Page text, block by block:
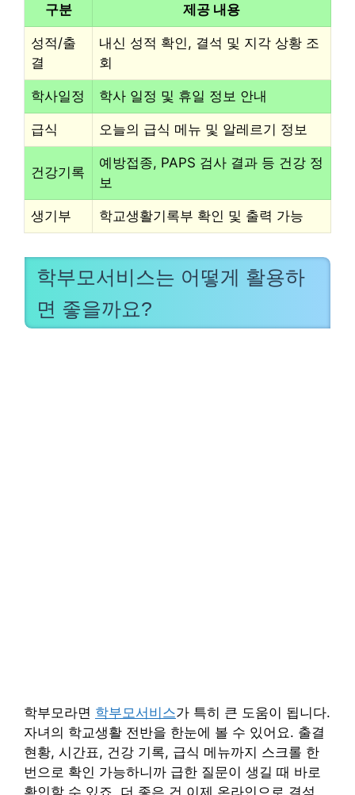
구분 제공 내용
성적/출
결
내신 성적 확인, 결석 및 지각 상황 조
회
학사일정 학사 일정 및 휴일 정보 안내
급식 오늘의 급식 메뉴 및 알레르기 정보
건강기록
예방접종, PAPS 검사 결과 등 건강 정
보
생기부 학교생활기록부 확인 및 출력 가능
학부모서비스는 어떻게 활용하
면 좋을까요?
학부모라면 학부모서비스가 특히 큰 도움이 됩니다.
자녀의 학교생활 전반을 한눈에 볼 수 있어요. 출결
현황, 시간표, 건강 기록, 급식 메뉴까지 스크롤 한
번으로 확인 가능하니까 급한 질문이 생길 때 바로
확인할 수 있죠. 더 좋은 건 이제 온라인으로 결석